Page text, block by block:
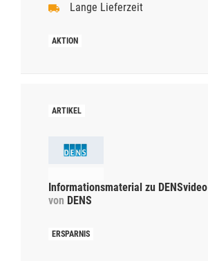
Lange Lieferzeit
Informationsmaterial zu DENSvideo
von DENS